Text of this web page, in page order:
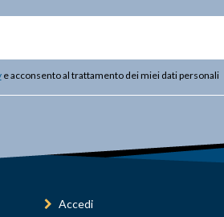
e acconsento al trattamento dei miei dati personali
Accedi